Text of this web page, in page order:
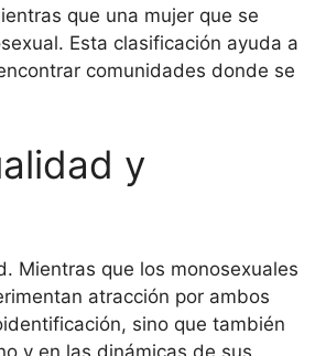
que una mujer que se
Esta clasificación ayuda a
comunidades donde se
y
Mientras que los monosexuales
atracción por ambos
sino que también
y en las dinámicas de sus